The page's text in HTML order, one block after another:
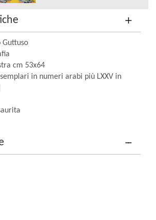
Guttuso
cm 53x64
in numeri arabi più LXXV in